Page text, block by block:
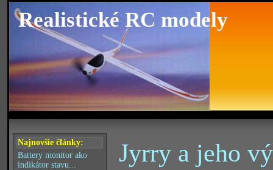
Realistické RC modely
Najnovšie články:
Battery monitor ako
indikátor stavu...
Jyrry a jeho